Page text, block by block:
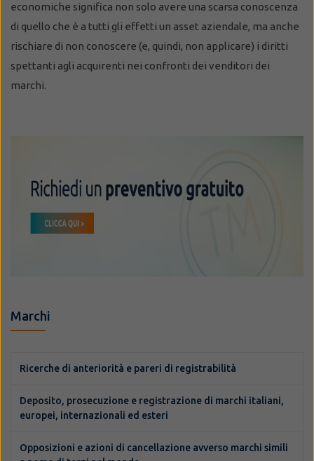
economiche significa non solo avere una scarsa conoscenza
di quello che è a tutti gli effetti un asset aziendale, ma anche
rischiare di non conoscere (e, quindi, non applicare) i diritti
spettanti agli acquirenti nei confronti dei venditori dei
marchi.
Marchi
Ricerche di anteriorità e pareri di registrabilità
Deposito, prosecuzione e registrazione di marchi italiani,
europei, internazionali ed esteri
Opposizioni e azioni di cancellazione avverso marchi simili